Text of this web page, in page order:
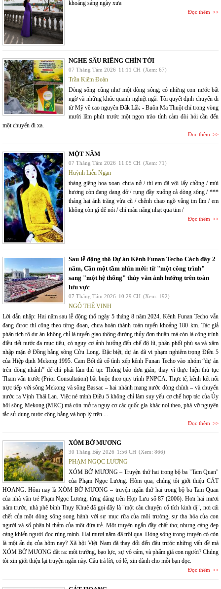
khoảng sáng ngày xưa
Đọc thêm
NGHE SẦU RIÊNG CHÍN TỚI
07 Tháng Tám 2026 11:11 CH (Xem: 67)
Trần Kiêm Đoàn
Dòng sống cũng như một dòng sông; có những con nước bất
ngờ và những khúc quanh nghiệt ngã. Tôi quyết định chuyến đi
từ Mỹ về cao nguyên Đắk Lắk - Buôn Ma Thuột chỉ trong vòng
mười lăm phút trước một ngọn trào tỉnh cảm đòi hỏi cần đến
một chuyến đi xa.
Đọc thêm
MỘT NĂM
07 Tháng Tám 2026 11:05 CH (Xem: 71)
Huỳnh Liễu Ngạn
tháng giêng hoa xoan chưa nở / thì em đã vội lấy chồng / mùi
hương còn đang dang dở / rụng đầy xuống cả dòng sông / ***
tháng hai ánh trăng vừa cũ / chênh chao ngõ vắng im lìm / em
không còn gì để nói / chỉ màu nắng nhạt qua tim /
Đọc thêm
Sau lễ động thổ Dự án Kênh Funan Techo Cách đây 2
năm, Cần một tầm nhìn mới: từ "một công trình"
sang "một hệ thống" thủy văn ảnh hưởng trên toàn
lưu vực
07 Tháng Tám 2026 10:29 CH (Xem: 192)
NGÔ THẾ VINH
Lời dẫn nhập: Hai năm sau lễ động thổ ngày 5 tháng 8 năm 2024, Kênh Funan Techo vẫn
đang được thi công theo từng đoạn, chưa hoàn thành toàn tuyến khoảng 180 km. Tác giả
phân tích rõ dự án không chỉ là tuyến giao thông đường thủy đơn thuần mà còn là công trình
điều tiết nước đa mục tiêu, có nguy cơ ảnh hưởng đến chế độ lũ, phân phối phù sa và xâm
nhập mặn ở Đồng bằng sông Cửu Long. Đặc biệt, dự án đã vi phạm nghiêm trọng Điều 5
của Hiệp định Mekong 1995. Cam Bốt đã cố tình xếp kênh Funan Techo vào nhóm “dự án
trên dòng nhánh” để chỉ phải làm thủ tục Thông báo đơn giản, thay vì thực hiện thủ tục
Tham vấn trước (Prior Consultation) bắt buộc theo quy trình PNPCA. Thực tế, kênh kết nối
trực tiếp với sông Mekong và sông Bassac – hai nhánh mang nước dòng chính – và chuyển
nước ra Vịnh Thái Lan. Việc né tránh Điều 5 không chỉ làm suy yếu cơ chế hợp tác của Ủy
hội sông Mekong (MRC) mà còn mở ra nguy cơ các quốc gia khác noi theo, phá vỡ nguyên
tắc sử dụng nước công bằng và hợp lý trên ...
Đọc thêm
XÓM BỜ MƯƠNG
30 Tháng Bảy 2026 1:56 CH (Xem: 866)
PHẠM NGỌC LƯƠNG
XÓM BỜ MƯƠNG – Truyện thứ hai trong bộ ba "Tam Quan"
của Phạm Ngọc Lương. Hôm qua, chúng tôi giới thiệu CÁT
HOANG. Hôm nay là XÓM BỜ MƯƠNG – truyện ngắn thứ hai trong bộ ba Tam Quan
của nhà văn trẻ Phạm Ngọc Lương, từng đăng trên Hợp Lưu số 87 (2006). Hơn hai mươi
năm trước, nhà phê bình Thụy Khuê đã gọi đây là "một câu chuyện cổ tích kinh dị", nơi cái
chết của một dòng sông song hành với sự mục rữa của môi trường, sự tha hóa của con
người và số phận bi thảm của một đứa trẻ. Một truyện ngắn đầy chất thơ, nhưng càng đẹp
càng khiến người đọc rùng mình. Hai mươi năm đã trôi qua. Dòng sông trong truyện có còn
là một ẩn dụ của hôm nay? Xã hội Việt Nam đã thay đổi đến đâu trước những vấn đề mà
XÓM BỜ MƯƠNG đặt ra: môi trường, bạo lực, sự vô cảm, và phẩm giá con người? Chúng
tôi xin giới thiệu lại truyện ngắn này. Câu trả lời, có lẽ, xin dành cho mỗi bạn đọc.
Đọc thêm